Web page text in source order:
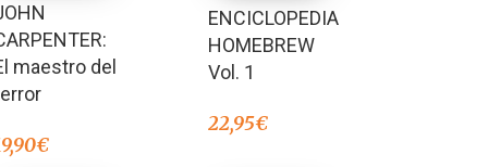
maestro del
€
ENCICLOPEDIA
HOMEBREW
Vol. 1
22,95€